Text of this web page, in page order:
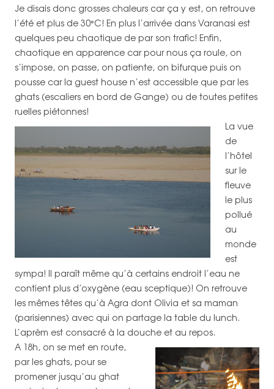
Je disais donc grosses chaleurs car ça y est, on retrouve
l’été et plus de 30°C! En plus l’arrivée dans Varanasi est
quelques peu chaotique de par son trafic! Enfin,
chaotique en apparence car pour nous ça roule, on
s’impose, on passe, on patiente, on bifurque puis on
pousse car la guest house n’est accessible que par les
ghats (escaliers en bord de Gange) ou de toutes petites
ruelles piétonnes!
La vue
de
l’hôtel
sur le
fleuve
le plus
pollué
au
monde
est
sympa! Il paraît même qu’à certains endroit l’eau ne
contient plus d’oxygène (eau sceptique)! On retrouve
les mêmes têtes qu’à Agra dont Olivia et sa maman
(parisiennes) avec qui on partage la table du lunch.
L’aprèm est consacré à la douche et au repos.
A 18h, on se met en route,
par les ghats, pour se
promener jusqu’au ghat